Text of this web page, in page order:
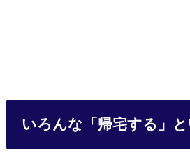
いろんな「帰宅する」